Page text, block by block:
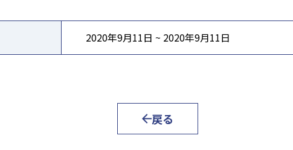
2020年9月11日 ~ 2020年9月11日
戻る